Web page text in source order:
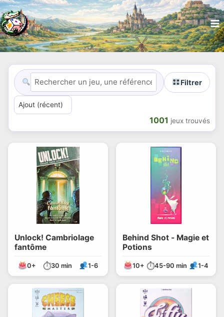
Filtrer
1001 jeux trouvés
Unlock! Cambriolage
fantôme
0+ ⏱30 min 1-6
Behind Shot - Magie et
Potions
10+ ⏱45-90 min 1-4